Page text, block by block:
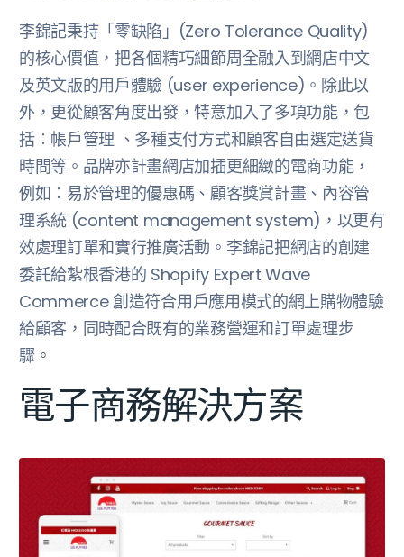
李錦記秉持「零缺陷」(Zero Tolerance Quality)
的核心價值，把各個精巧細節周全融入到網店中文
及英文版的用戶體驗 (user experience)。除此以
外，更從顧客角度出發，特意加入了多項功能，包
括︰帳戶管理 、多種支付方式和顧客自由選定送貨
時間等。品牌亦計畫網店加插更細緻的電商功能，
例如︰易於管理的優惠碼、顧客獎賞計畫、內容管
理系統 (content management system)，以更有
效處理訂單和實行推廣活動。李錦記把網店的創建
委託給紮根香港的 Shopify Expert Wave
Commerce 創造符合用戶應用模式的網上購物體驗
給顧客，同時配合既有的業務營運和訂單處理步
驟。
電子商務解決方案